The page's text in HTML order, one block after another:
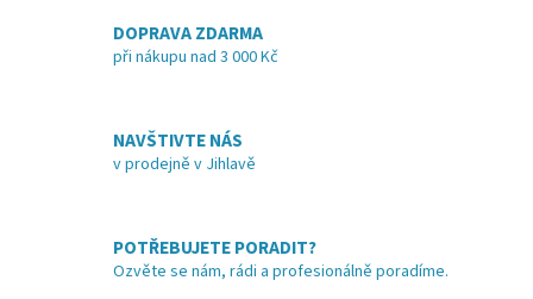
í
p
i
s
n
í
DOPRAVA ZDARMA
při nákupu nad 3 000 Kč
NAVŠTIVTE NÁS
v prodejně v Jihlavě
POTŘEBUJETE PORADIT?
Ozvěte se nám, rádi a profesionálně poradíme.